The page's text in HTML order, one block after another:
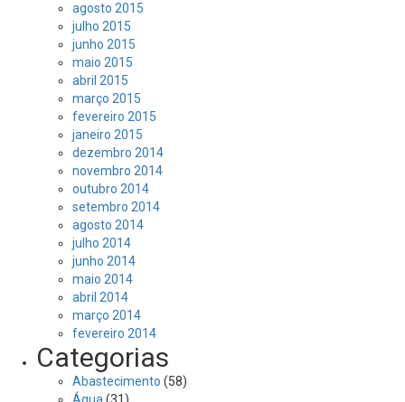
agosto 2015
julho 2015
junho 2015
maio 2015
abril 2015
março 2015
fevereiro 2015
janeiro 2015
dezembro 2014
novembro 2014
outubro 2014
setembro 2014
agosto 2014
julho 2014
junho 2014
maio 2014
abril 2014
março 2014
fevereiro 2014
Categorias
Abastecimento (58)